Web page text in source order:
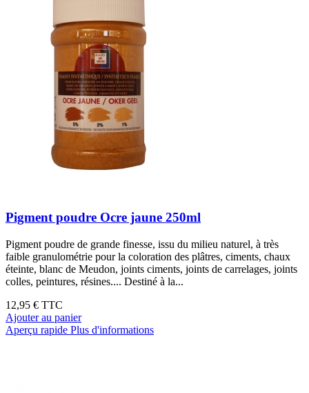
Pigment poudre Ocre jaune 250ml
Pigment poudre de grande finesse, issu du milieu naturel, à très
faible granulométrie pour la coloration des plâtres, ciments, chaux
éteinte, blanc de Meudon, joints ciments, joints de carrelages, joints
colles, peintures, résines.... Destiné à la...
12,95 € TTC
Ajouter au panier
Aperçu rapide Plus d'informations